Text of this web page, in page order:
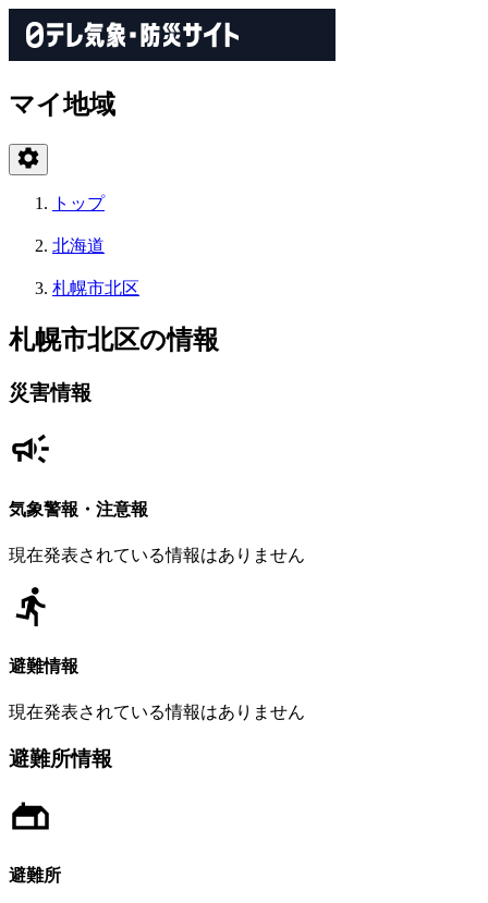
マイ地域
トップ
北海道
札幌市北区
札幌市北区の情報
災害情報
気象警報・注意報
現在発表されている情報はありません
避難情報
現在発表されている情報はありません
避難所情報
避難所